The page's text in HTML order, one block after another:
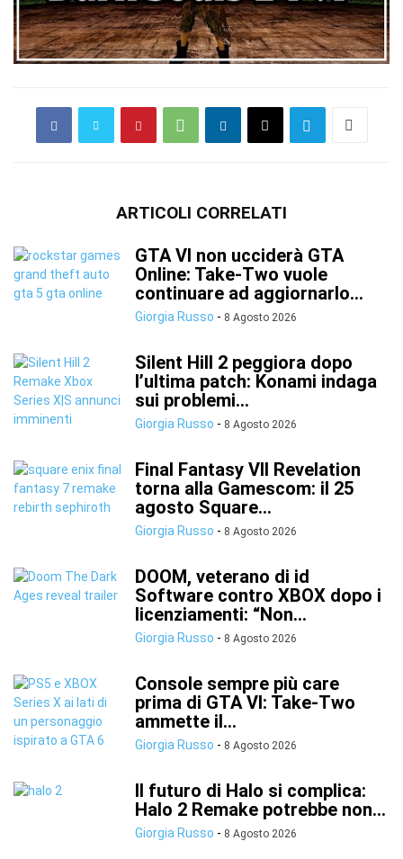
ARTICOLI CORRELATI
GTA VI non ucciderà GTA
Online: Take-Two vuole
continuare ad aggiornarlo...
Giorgia Russo - 8 Agosto 2026
Silent Hill 2 peggiora dopo
l’ultima patch: Konami indaga
sui problemi...
Giorgia Russo - 8 Agosto 2026
Final Fantasy VII Revelation
torna alla Gamescom: il 25
agosto Square...
Giorgia Russo - 8 Agosto 2026
DOOM, veterano di id
Software contro XBOX dopo i
licenziamenti: “Non...
Giorgia Russo - 8 Agosto 2026
Console sempre più care
prima di GTA VI: Take-Two
ammette il...
Giorgia Russo - 8 Agosto 2026
Il futuro di Halo si complica:
Halo 2 Remake potrebbe non...
Giorgia Russo - 8 Agosto 2026